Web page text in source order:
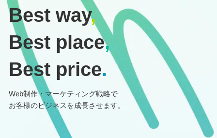
Best way,
Best place,
Best price.
Web制作・マーケティング戦略で
お客様のビジネスを成長させます。